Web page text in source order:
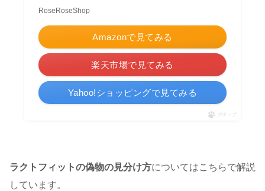
RoseRoseShop
Amazonで見てみる
楽天市場で見てみる
Yahoo!ショッピングで見てみる
ポチップ
ラクトフィットの偽物の見分け方についてはこちらで解説
しています。